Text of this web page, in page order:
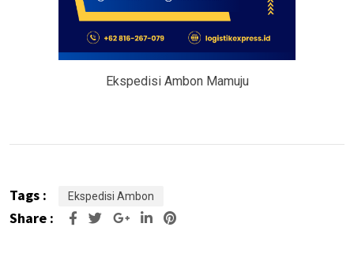
Ekspedisi Ambon Mamuju
Tags : Ekspedisi Ambon
Share : Google+LinkedIn
Pinterest